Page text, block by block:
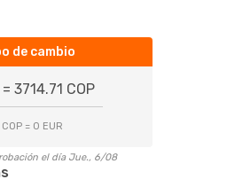
de cambio
= 3714.71 COP
COP = 0 EUR
el día Jue., 6/08